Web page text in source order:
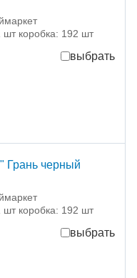
шт коробка: 192 шт
выбрать
Грань черный
шт коробка: 192 шт
выбрать